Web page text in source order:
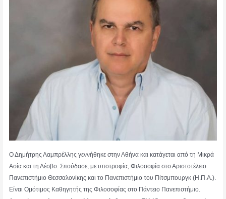
Ο Δημήτρης Λαμπρέλλης γεννήθηκε στην Αθήνα και κατάγεται από τη Μικρά
Ασία και τη Λέσβο. Σπούδασε, με υποτροφία, Φιλοσοφία στο Αριστοτέλειο
Πανεπιστήμιο Θεσσαλονίκης και το Πανεπιστήμιο του Πίτσμπουργκ (Η.Π.Α.).
Είναι Ομότιμος Καθηγητής της Φιλοσοφίας στο Πάντειο Πανεπιστήμιο.